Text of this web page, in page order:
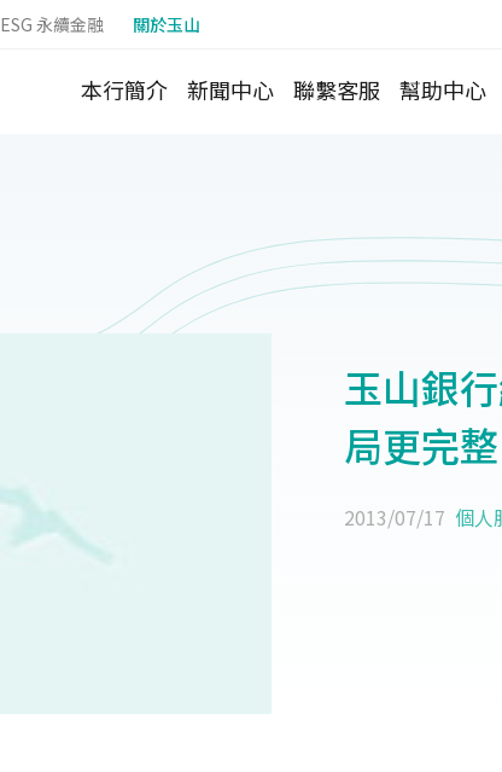
ESG 永續金融 關於玉山
本行簡介 新聞中心 聯繫客服 幫助中心
玉山銀
局更完整
2013/07/17 個人